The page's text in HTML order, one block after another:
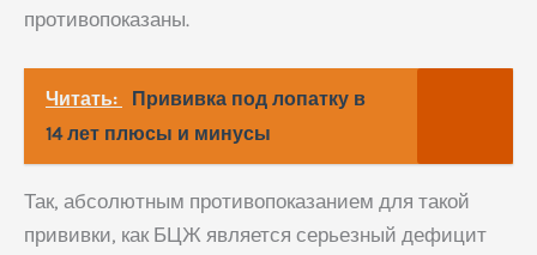
противопоказаны.
Читать:
Прививка под лопатку в
14 лет плюсы и минусы
Так, абсолютным противопоказанием для такой
прививки, как БЦЖ является серьезный дефицит